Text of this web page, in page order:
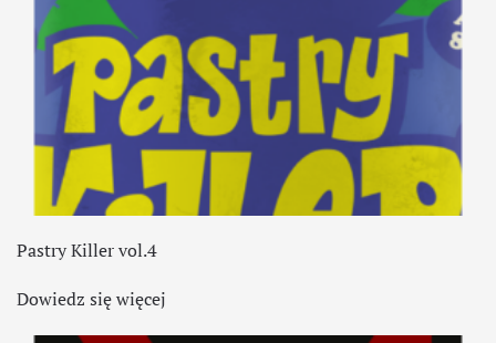
Pastry Killer vol.4
Dowiedz się więcej